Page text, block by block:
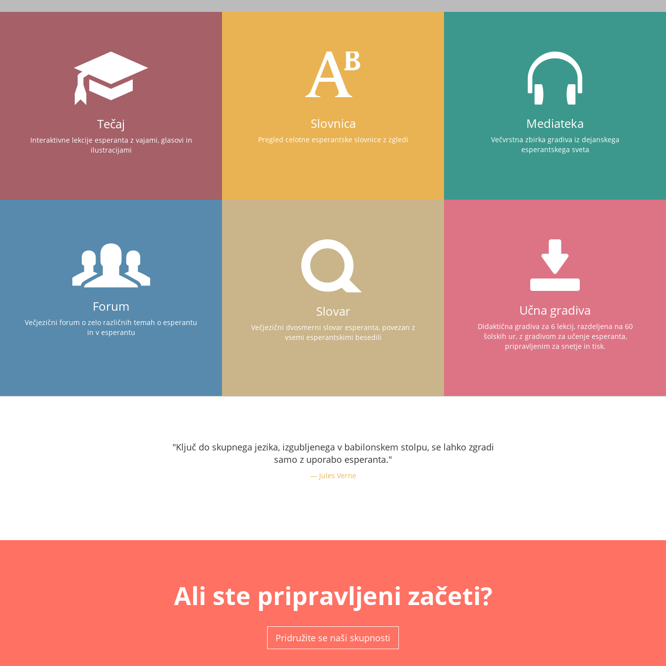
Tečaj
Interaktivne lekcije esperanta z vajami, glasovi in
ilustracijami
Slovnica
Pregled celotne esperantske slovnice z zgledi
Mediateka
Večvrstna zbirka gradiva iz dejanskega
esperantskega sveta
Forum
Večjezični forum o zelo različnih temah o esperantu
in v esperantu
Slovar
Večjezični dvosmerni slovar esperanta, povezan z
vsemi esperantskimi besedili
Učna gradiva
Didaktična gradiva za 6 lekcij, razdeljena na 60
šolskih ur, z gradivom za učenje esperanta,
pripravljenim za snetje in tisk.
"Ključ do skupnega jezika, izgubljenega v babilonskem stolpu, se lahko zgradi
samo z uporabo esperanta."
Jules Verne
Ali ste pripravljeni začeti?
Pridružite se naši skupnosti